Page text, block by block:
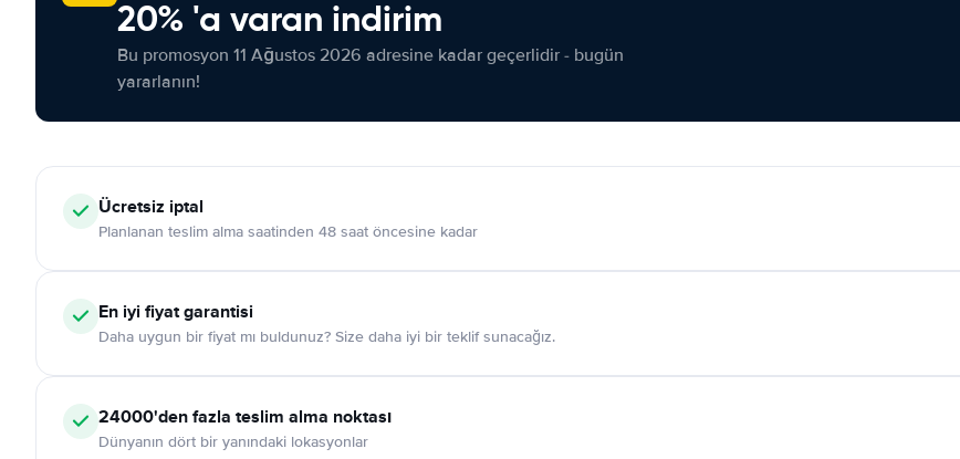
20% 'a varan indirim
Bu promosyon 11 Ağustos 2026 adresine kadar geçerlidir - bugün
yararlanın!
Ücretsiz iptal
Planlanan teslim alma saatinden 48 saat öncesine kadar
En iyi fiyat garantisi
Daha uygun bir fiyat mı buldunuz? Size daha iyi bir teklif sunacağız.
24000'den fazla teslim alma noktası
Dünyanın dört bir yanındaki lokasyonlar